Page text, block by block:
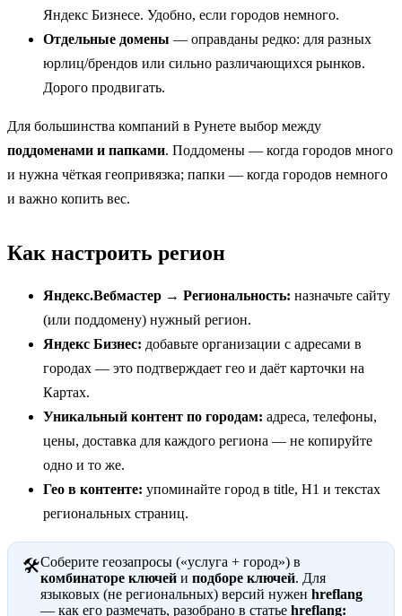
Яндекс Бизнесе. Удобно, если городов немного.
Отдельные домены — оправданы редко: для разных
юрлиц/брендов или сильно различающихся рынков.
Дорого продвигать.
Для большинства компаний в Рунете выбор между
поддоменами и папками. Поддомены — когда городов много
и нужна чёткая геопривязка; папки — когда городов немного
и важно копить вес.
Как настроить регион
Яндекс.Вебмастер → Региональность: назначьте сайту
(или поддомену) нужный регион.
Яндекс Бизнес: добавьте организации с адресами в
городах — это подтверждает гео и даёт карточки на
Картах.
Уникальный контент по городам: адреса, телефоны,
цены, доставка для каждого региона — не копируйте
одно и то же.
Гео в контенте: упоминайте город в title, H1 и текстах
региональных страниц.
🛠Соберите геозапросы («услуга + город») в
комбинаторе ключей и подборе ключей. Для
языковых (не региональных) версий нужен hreflang
— как его размечать, разобрано в статье hreflang: